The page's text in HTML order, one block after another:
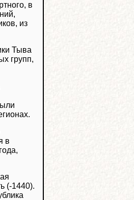
в
из
Тыва
групп,
в
(-1440).